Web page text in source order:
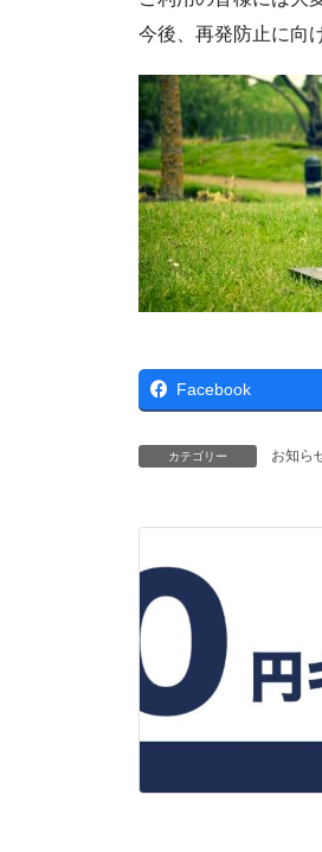
今後、再発防止に向
Facebook
カテゴリー お知ら